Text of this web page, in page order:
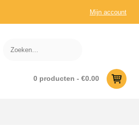
Mijn account
0 producten - €0.00